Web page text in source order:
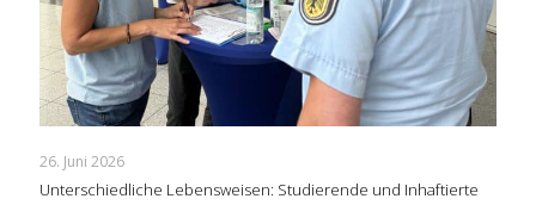
26. Juni 2026
Unterschiedliche Lebensweisen: Studierende und Inhaftierte